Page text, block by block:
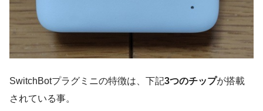
SwitchBotプラグミニの特徴は、下記3つのチップが搭載
されている事。